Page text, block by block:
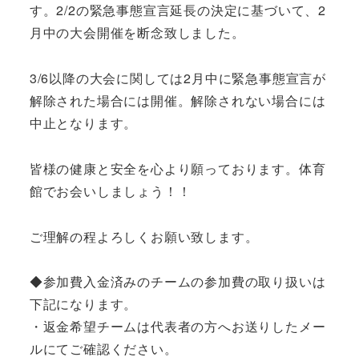
す。2/2の緊急事態宣言延長の決定に基づいて、2
月中の大会開催を断念致しました。
3/6以降の大会に関しては2月中に緊急事態宣言が
解除された場合には開催。解除されない場合には
中止となります。
皆様の健康と安全を心より願っております。体育
館でお会いしましょう！！
ご理解の程よろしくお願い致します。
◆参加費入金済みのチームの参加費の取り扱いは
下記になります。
・返金希望チームは代表者の方へお送りしたメー
ルにてご確認ください。